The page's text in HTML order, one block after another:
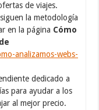
de viajes.
la metodología
en la página Cómo
analizamos-webs-
dedicado a
para ayudar a los
al mejor precio.